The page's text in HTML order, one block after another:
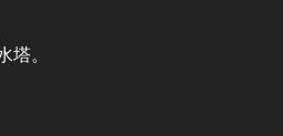
塔。